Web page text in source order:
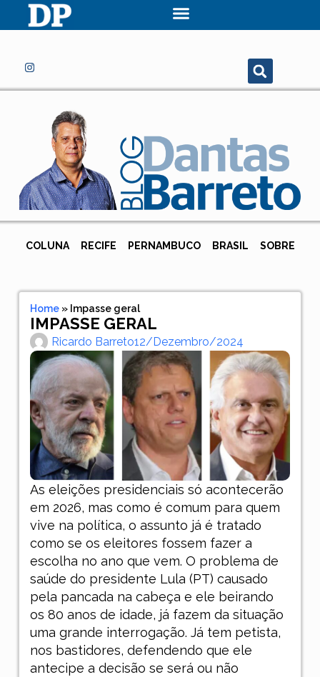
COLUNA RECIFE PERNAMBUCO BRASIL SOBRE
Home» Impasse geral
IMPASSE GERAL
Ricardo Barreto12/dezembro/2024
As eleições presidenciais só acontecerão
em 2026, mas como é comum para quem
vive na política, o assunto já é tratado
como se os eleitores fossem fazer a
escolha no ano que vem. O problema de
saúde do presidente Lula (PT) causado
pela pancada na cabeça e ele beirando
os 80 anos de idade, já fazem da situação
uma grande interrogação. Já tem petista,
nos bastidores, defendendo que ele
antecipe a decisão se será ou não